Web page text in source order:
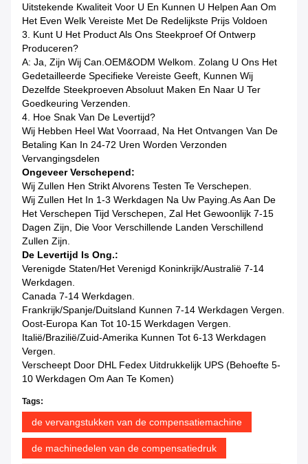
Uitstekende Kwaliteit Voor U En Kunnen U Helpen Aan Om
Het Even Welk Vereiste Met De Redelijkste Prijs Voldoen
3. Kunt U Het Product Als Ons Steekproef Of Ontwerp
Produceren?
A: Ja, Zijn Wij Can.OEM&ODM Welkom. Zolang U Ons Het
Gedetailleerde Specifieke Vereiste Geeft, Kunnen Wij
Dezelfde Steekproeven Absoluut Maken En Naar U Ter
Goedkeuring Verzenden.
4. Hoe Snak Van De Levertijd?
Wij Hebben Heel Wat Voorraad, Na Het Ontvangen Van De
Betaling Kan In 24-72 Uren Worden Verzonden
Vervangingsdelen
Ongeveer Verschepend:
Wij Zullen Hen Strikt Alvorens Testen Te Verschepen.
Wij Zullen Het In 1-3 Werkdagen Na Uw Paying.as Aan De
Het Verschepen Tijd Verschepen, Zal Het Gewoonlijk 7-15
Dagen Zijn, Die Voor Verschillende Landen Verschillend
Zullen Zijn.
De Levertijd Is Ong.:
Verenigde Staten/het Verenigd Koninkrijk/Australië 7-14
Werkdagen.
Canada 7-14 Werkdagen.
Frankrijk/Spanje/Duitsland Kunnen 7-14 Werkdagen Vergen.
Oost-Europa Kan Tot 10-15 Werkdagen Vergen.
Italië/Brazilië/Zuid-Amerika Kunnen Tot 6-13 Werkdagen
Vergen.
Verscheept Door DHL Fedex Uitdrukkelijk UPS (Behoefte 5-
10 Werkdagen Om Aan Te Komen)
Tags:
de vervangstukken van de compensatiemachine
de machinedelen van de compensatiedruk